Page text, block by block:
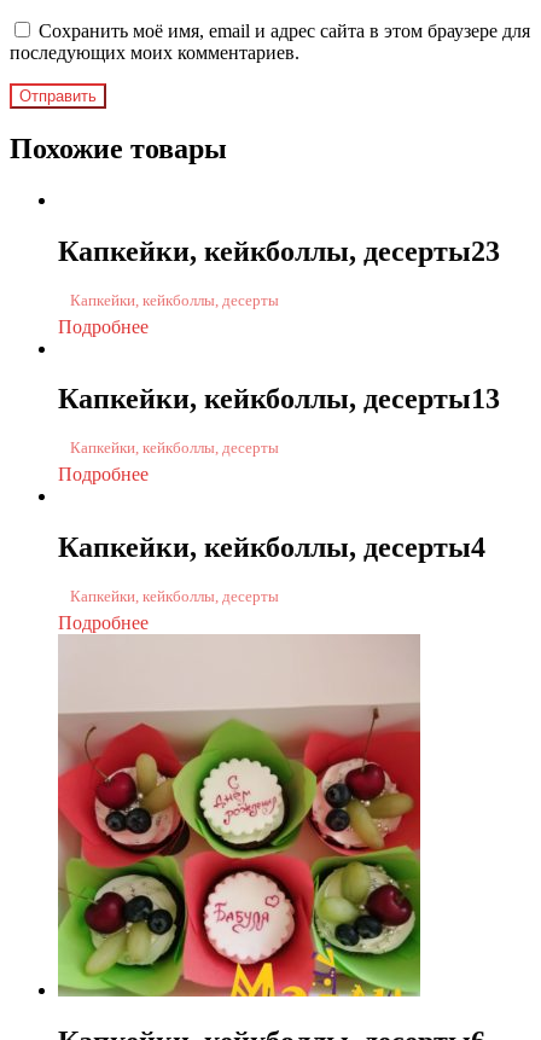
Сохранить моё имя, email и адрес сайта в этом браузере для
последующих моих комментариев.
Похожие товары
Капкейки, кейкболлы, десерты23
Капкейки, кейкболлы, десерты
Подробнее
Капкейки, кейкболлы, десерты13
Капкейки, кейкболлы, десерты
Подробнее
Капкейки, кейкболлы, десерты4
Капкейки, кейкболлы, десерты
Подробнее